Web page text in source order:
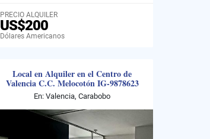
PRECIO ALQUILER
US$200
Dólares Americanos
Local en Alquiler en el Centro de
Valencia C.C. Melocotón IG-9878623
En: Valencia, Carabobo